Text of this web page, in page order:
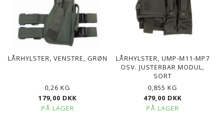
LÅRHYLSTER, VENSTRE, GRØN
0,26 KG
179,00 DKK
PÅ LAGER
LÅRHYLSTER, UMP-M11-MP7
OSV. JUSTERBAR MODUL,
SORT
0,855 KG
479,00 DKK
PÅ LAGER